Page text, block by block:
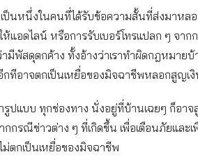
เป็นหนึ่งในคนที่ได้รับข้อความสั้นที่ส่งมาหล
อดไลน์ หรือการรับเบอร์โทรแปลก ๆ จาก
มีพัสดุตกค้าง ทั้งอ้างว่าเราทำผิดกฎหมายบ้
กทีอาจตกเป็นเหยื่อของมิจฉาชีพหลอกสูญเ
ปแบบ ทุกช่องทาง นั่งอยู่ที่บ้านเฉยๆ ก็อาจ
กรณีข่าวต่าง ๆ ที่เกิดขึ้น เพื่อเตือนภัยและเ
ตกเป็นเหยื่อของมิจฉาชีพ